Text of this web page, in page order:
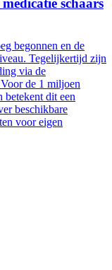
begonnen en de
Tegelijkertijd zijn
via de
de 1 miljoen
betekent dit een
beschikbare
voor eigen